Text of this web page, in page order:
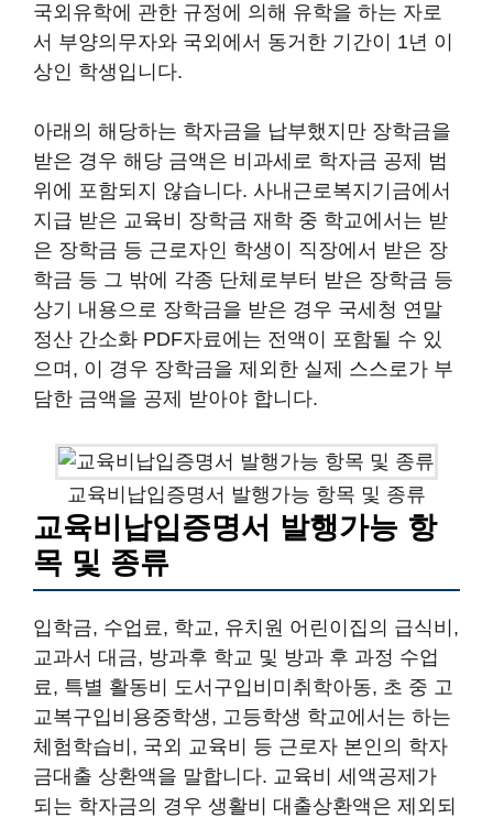
국외유학에 관한 규정에 의해 유학을 하는 자로
서 부양의무자와 국외에서 동거한 기간이 1년 이
상인 학생입니다.
아래의 해당하는 학자금을 납부했지만 장학금을
받은 경우 해당 금액은 비과세로 학자금 공제 범
위에 포함되지 않습니다. 사내근로복지기금에서
지급 받은 교육비 장학금 재학 중 학교에서는 받
은 장학금 등 근로자인 학생이 직장에서 받은 장
학금 등 그 밖에 각종 단체로부터 받은 장학금 등
상기 내용으로 장학금을 받은 경우 국세청 연말
정산 간소화 PDF자료에는 전액이 포함될 수 있
으며, 이 경우 장학금을 제외한 실제 스스로가 부
담한 금액을 공제 받아야 합니다.
교육비납입증명서 발행가능 항목 및 종류
교육비납입증명서 발행가능 항
목 및 종류
입학금, 수업료, 학교, 유치원 어린이집의 급식비,
교과서 대금, 방과후 학교 및 방과 후 과정 수업
료, 특별 활동비 도서구입비미취학아동, 초 중 고
교복구입비용중학생, 고등학생 학교에서는 하는
체험학습비, 국외 교육비 등 근로자 본인의 학자
금대출 상환액을 말합니다. 교육비 세액공제가
되는 학자금의 경우 생활비 대출상환액은 제외되